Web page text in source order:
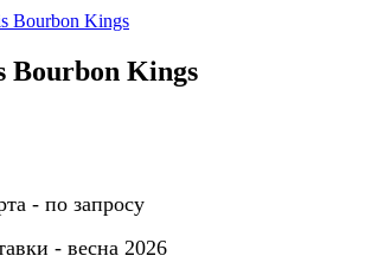
Bourbon Kings
- по запросу
- весна 2026